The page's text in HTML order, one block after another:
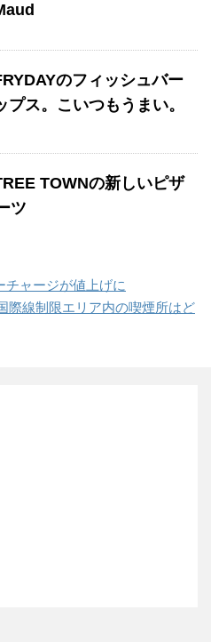
のフィッシュバー
プス。こいつもうまい。
TOWNの新しいピザ
ツ
チャージが値上げに
際線制限エリア内の喫煙所はど